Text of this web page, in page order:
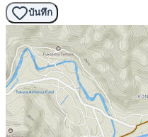
บันทึก